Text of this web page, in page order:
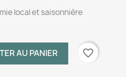
local et saisonnière
AU PANIER favorite_border